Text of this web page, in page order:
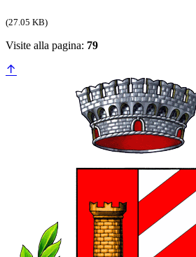
(27.05 KB)
Visite alla pagina: 79